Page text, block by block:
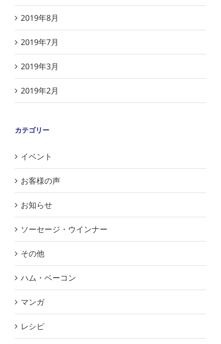
2019年8月
2019年7月
2019年3月
2019年2月
カテゴリー
イベント
お客様の声
お知らせ
ソーセージ・ウインナー
その他
ハム・ベーコン
マンガ
レシピ